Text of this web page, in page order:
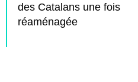
des Catalans une fois
réaménagée